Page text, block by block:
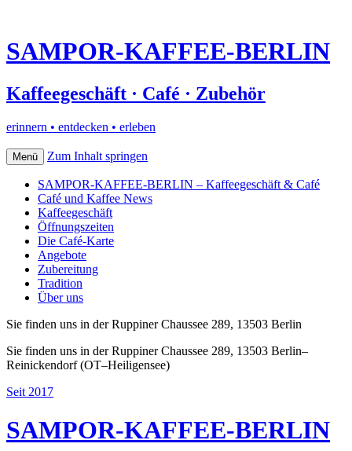
SAMPOR-KAFFEE-BERLIN
Kaffeegeschäft · Café · Zubehör
erinnern • entdecken • erleben
Menü Zum Inhalt springen
SAMPOR-KAFFEE-BERLIN – Kaffeegeschäft & Café
Café und Kaffee News
Kaffeegeschäft
Öffnungszeiten
Die Café-Karte
Angebote
Zubereitung
Tradition
Über uns
Sie finden uns in der Ruppiner Chaussee 289, 13503 Berlin
Sie finden uns in der Ruppiner Chaussee 289, 13503 Berlin–
Reinickendorf (OT–Heiligensee)
Seit 2017
SAMPOR-KAFFEE-BERLIN